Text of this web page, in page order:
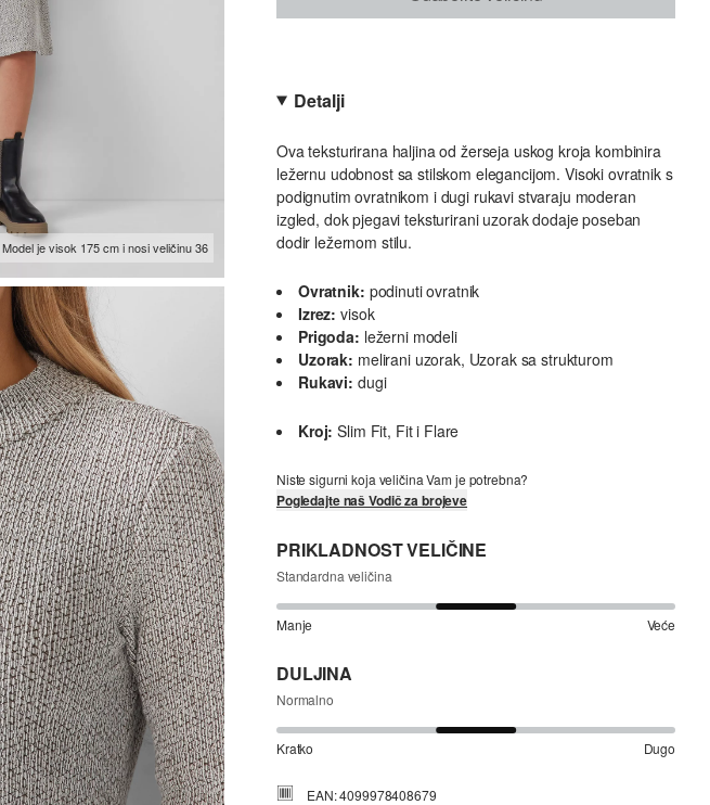
Model je visok 175 cm i nosi veličinu 36
Detalji
Ova teksturirana haljina od žerseja uskog kroja kombinira
ležernu udobnost sa stilskom elegancijom. Visoki ovratnik s
podignutim ovratnikom i dugi rukavi stvaraju moderan
izgled, dok pjegavi teksturirani uzorak dodaje poseban
dodir ležernom stilu.
Ovratnik: podinuti ovratnik
Izrez: visok
Prigoda: ležerni modeli
Uzorak: melirani uzorak, Uzorak sa strukturom
Rukavi: dugi
Kroj: Slim Fit, Fit i Flare
Niste sigurni koja veličina Vam je potrebna?
Pogledajte naš Vodič za brojeve
PRIKLADNOST VELIČINE
Standardna veličina
Manje Veće
DULJINA
Normalno
Kratko Dugo
EAN: 4099978408679